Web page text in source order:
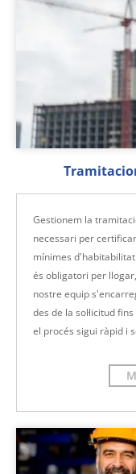
Gestionem la
necessari per
mínimes
és obligatori per
nostre equip
des de la sol·licitud
el procés sigui ràpid i